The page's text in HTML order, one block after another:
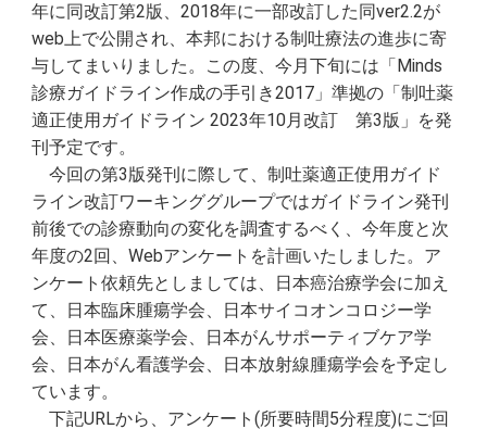
年に同改訂第2版、2018年に一部改訂した同ver2.2が
web上で公開され、本邦における制吐療法の進歩に寄
与してまいりました。この度、今月下旬には「Minds
診療ガイドライン作成の手引き2017」準拠の「制吐薬
適正使用ガイドライン 2023年10月改訂 第3版」を発
刊予定です。
今回の第3版発刊に際して、制吐薬適正使用ガイド
ライン改訂ワーキンググループではガイドライン発刊
前後での診療動向の変化を調査するべく、今年度と次
年度の2回、Webアンケートを計画いたしました。ア
ンケート依頼先としましては、日本癌治療学会に加え
て、日本臨床腫瘍学会、日本サイコオンコロジー学
会、日本医療薬学会、日本がんサポーティブケア学
会、日本がん看護学会、日本放射線腫瘍学会を予定し
ています。
下記URLから、アンケート(所要時間5分程度)にご回